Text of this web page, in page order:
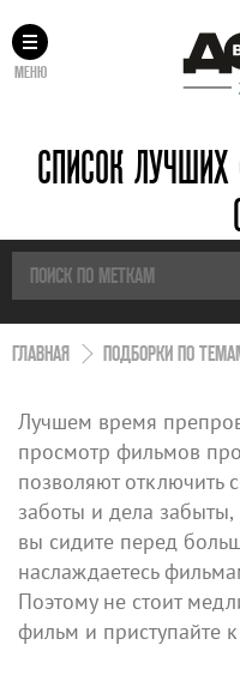
МЕНЮ
СПИСОК
ГЛАВНАЯ ПОДБОРКИ ПО
Лучшем время
просмотр фильмов
позволяют отключить
заботы и дела
вы сидите перед
наслаждаетесь
Поэтому не стоит
фильм и приступайте